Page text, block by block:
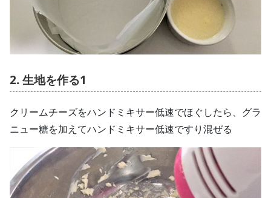
2. 生地を作る1
クリームチーズをハンドミキサー低速でほぐしたら、グラ
ニュー糖を加えてハンドミキサー低速ですり混ぜる